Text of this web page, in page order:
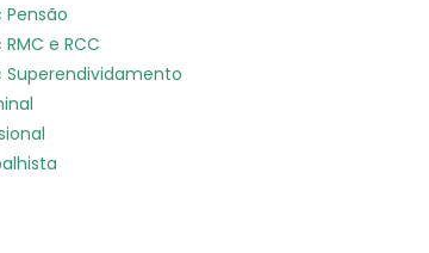
Pensão
e RCC
Superendividamento